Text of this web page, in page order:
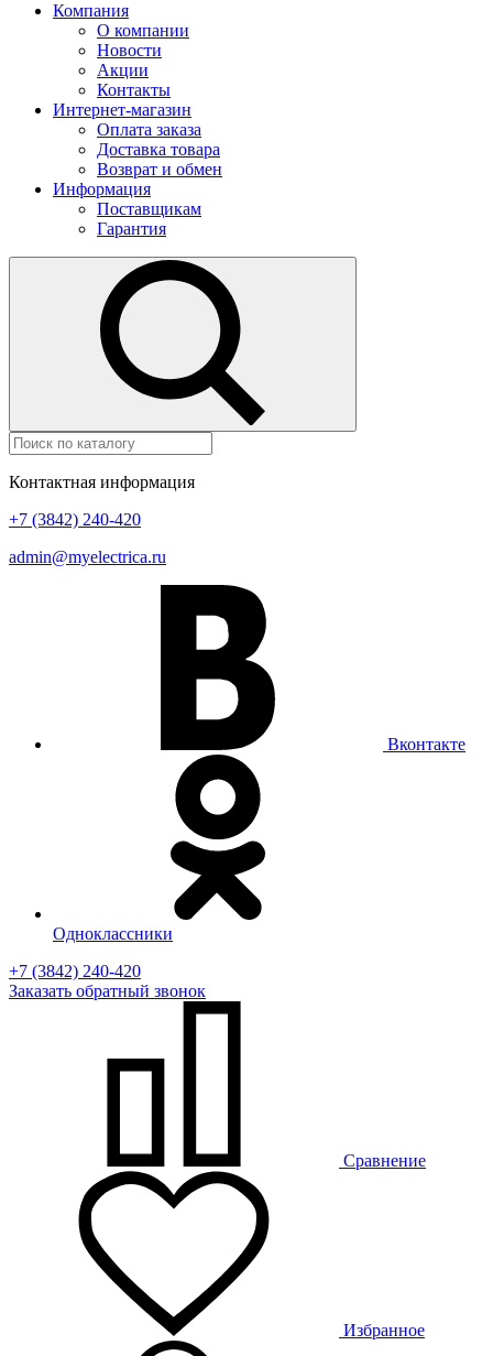
Компания
О компании
Новости
Акции
Контакты
Интернет-магазин
Оплата заказа
Доставка товара
Возврат и обмен
Информация
Поставщикам
Гарантия
Контактная информация
+7 (3842) 240-420
admin@myelectrica.ru
Вконтакте
Одноклассники
+7 (3842) 240-420
Заказать обратный звонок
Сравнение
Избранное